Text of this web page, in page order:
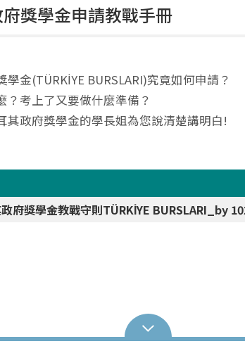
獎學金申請教戰手冊
學金(TÜRKİYE BURSLARI)究竟如何申請？
？考上了又要做什麼準備？
其政府獎學金的學長姐為您說清楚講明白!
府獎學金教戰守則TÜRKİYE BURSLARI_by